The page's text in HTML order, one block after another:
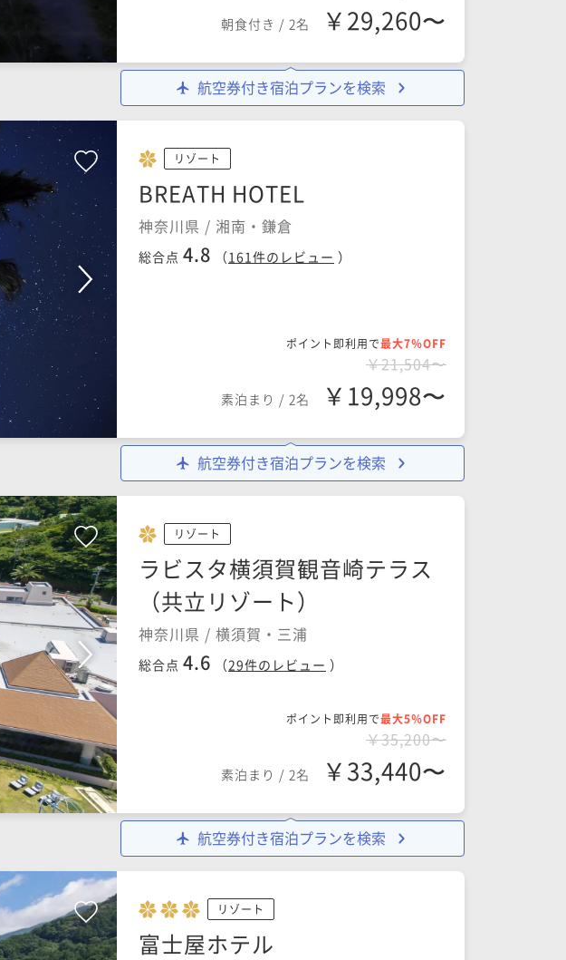
朝食付き / 2名 ￥29,260〜
航空券付き宿泊プランを検索
リゾート
BREATH HOTEL
神奈川県 / 湘南・鎌倉
総合点 4.8 （161件のレビュー ）
ポイント即利用で最大7％OFF
￥21,504〜
素泊まり / 2名 ￥19,998〜
航空券付き宿泊プランを検索
リゾート
ラビスタ横須賀観音崎テラス
（共立リゾート）
神奈川県 / 横須賀・三浦
総合点 4.6 （29件のレビュー ）
ポイント即利用で最大5％OFF
￥35,200〜
素泊まり / 2名 ￥33,440〜
航空券付き宿泊プランを検索
リゾート
富士屋ホテル